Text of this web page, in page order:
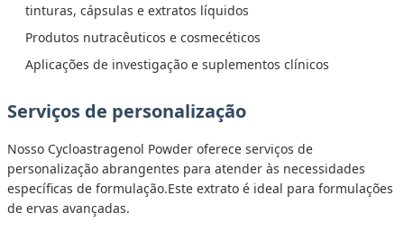
tinturas, cápsulas e extratos líquidos
Produtos nutracêuticos e cosmecéticos
Aplicações de investigação e suplementos clínicos
Serviços de personalização
Nosso Cycloastragenol Powder oferece serviços de
personalização abrangentes para atender às necessidades
específicas de formulação.Este extrato é ideal para formulações
de ervas avançadas.